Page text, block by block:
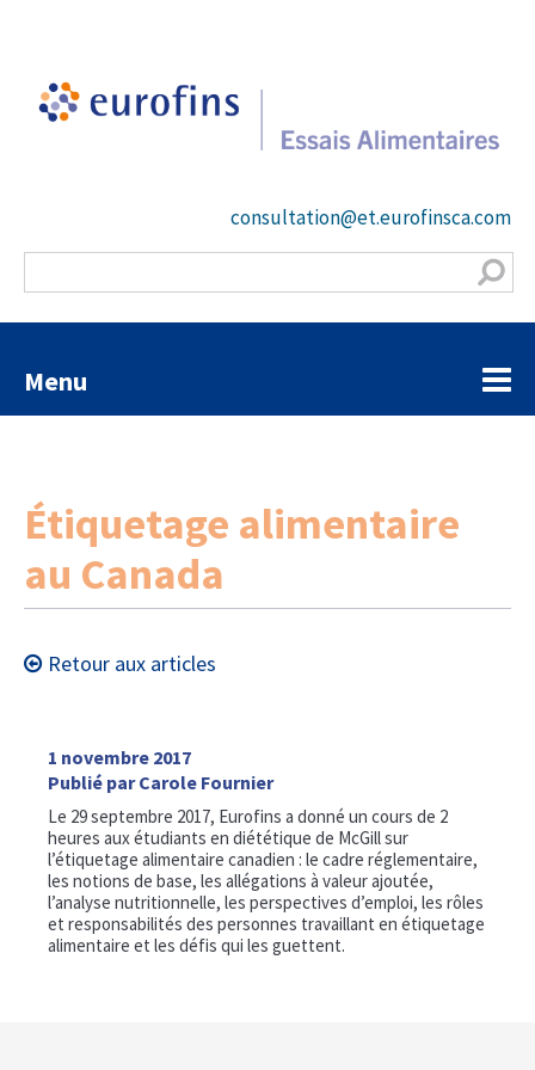
consultation@et.eurofinsca.com
Menu
Étiquetage alimentaire
au Canada
Retour aux articles
1 novembre 2017
Publié par Carole Fournier
Le 29 septembre 2017, Eurofins a donné un cours de 2
heures aux étudiants en diététique de McGill sur
l’étiquetage alimentaire canadien : le cadre réglementaire,
les notions de base, les allégations à valeur ajoutée,
l’analyse nutritionnelle, les perspectives d’emploi, les rôles
et responsabilités des personnes travaillant en étiquetage
alimentaire et les défis qui les guettent.